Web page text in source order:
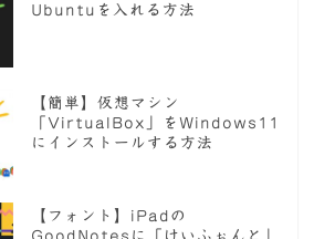
Ubuntuを入れる方法
【簡単】仮想マシン
「VirtualBox」をWindows11
にインストールする方法
【フォント】iPadの
GoodNotesに「けいふぉんと」